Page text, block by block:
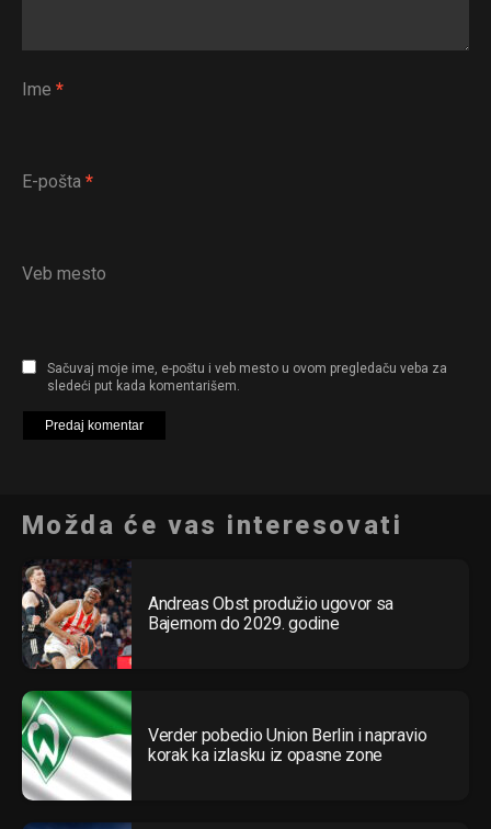
Ime *
E-pošta *
Veb mesto
Sačuvaj moje ime, e-poštu i veb mesto u ovom pregledaču veba za
sledeći put kada komentarišem.
Možda će vas interesovati
Andreas Obst produžio ugovor sa
Bajernom do 2029. godine
Verder pobedio Union Berlin i napravio
korak ka izlasku iz opasne zone